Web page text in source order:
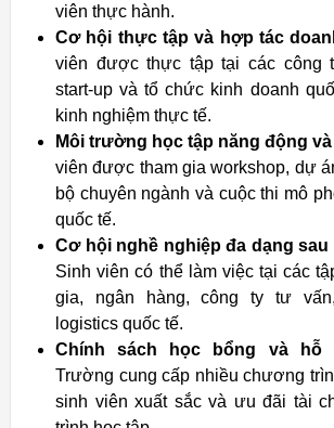
viên thực hành.
Cơ hội thực tập và hợp tác
viên được thực tập tại các công
start-up và tổ chức kinh doanh
kinh nghiệm thực tế.
Môi trường học tập năng động
viên được tham gia workshop, dự
bộ chuyên ngành và cuộc thi mô
quốc tế.
Cơ hội nghề nghiệp đa dạng
Sinh viên có thể làm việc tại các
gia, ngân hàng, công ty tư
logistics quốc tế.
Chính sách học bổng và hỗ
Trường cung cấp nhiều chương
sinh viên xuất sắc và ưu đãi tài